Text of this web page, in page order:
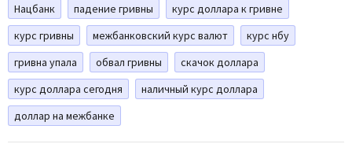
Нацбанк
падение гривны
курс доллара к гривне
курс гривны
межбанковский курс валют
курс нбу
гривна упала
обвал гривны
скачок доллара
курс доллара сегодня
наличный курс доллара
доллар на межбанке